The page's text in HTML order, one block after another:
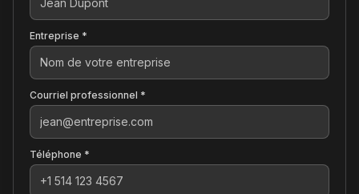
Entreprise *
Courriel professionnel *
Téléphone *